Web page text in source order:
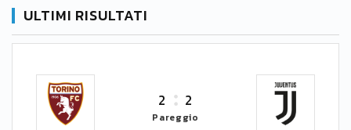
ULTIMI RISULTATI
2 2
Pareggio